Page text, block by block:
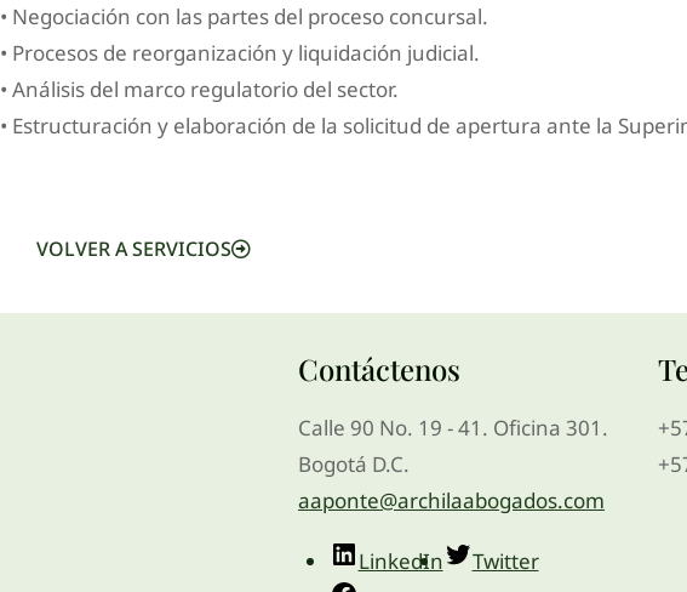
• Negociación con las partes del proceso concursal.
• Procesos de reorganización y liquidación judicial.
• Análisis del marco regulatorio del sector.
• Estructuración y elaboración de la solicitud de apertura ante la
VOLVER A SERVICIOS
Contáctenos
Calle 90 No. 19 - 41. Oficina 301.
Bogotá D.C.
aaponte@archilaabogados.com
LinkedIn
Twitter